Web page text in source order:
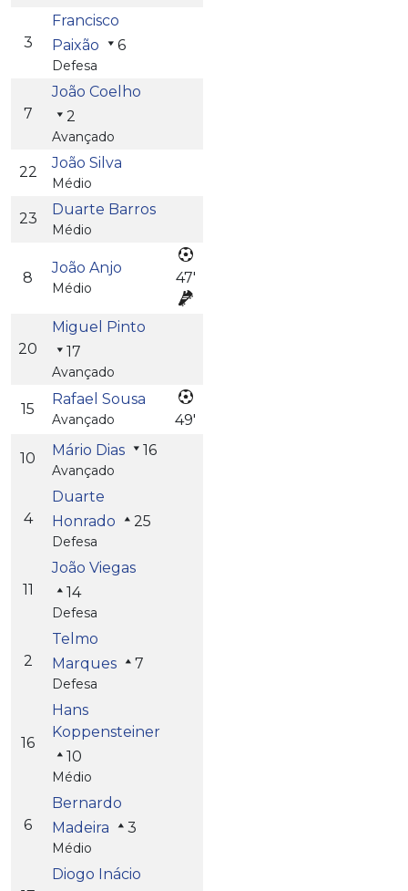
3
Francisco
Paixão
6
Defesa
7
João Coelho
2
Avançado
22
João Silva
Médio
23
Duarte Barros
Médio
8
João Anjo
Médio
47'
20
Miguel Pinto
17
Avançado
15
Rafael Sousa
Avançado 49'
10 Mário Dias 16
Avançado
4
Duarte
Honrado
25
Defesa
11
João Viegas
14
Defesa
2
Telmo
Marques
7
Defesa
16
Hans
Koppensteiner
10
Médio
6
Bernardo
Madeira
3
Médio
Diogo Inácio